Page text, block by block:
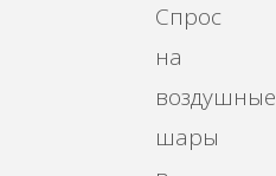
Спрос
на
воздушные
шары